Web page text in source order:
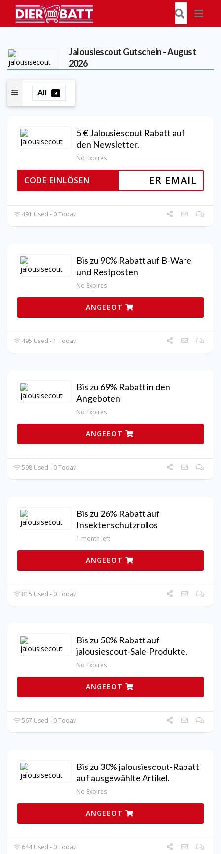
JalousiescoutGutschein - August
2026
All 8
5 € Jalousiescout Rabatt auf
den Newsletter.
No Expires
ER EMAIL
CODE EINLÖSEN
491 Used - 0 Today
Bis zu 90% Rabatt auf B-Ware
und Restposten
No Expires
ANGEBOT
495 Used - 1 Today
Bis zu 69% Rabatt in den
Angeboten
No Expires
ANGEBOT
598 Used - 0 Today
Bis zu 26% Rabatt auf
Insektenschutzrollos
1 month left
ANGEBOT
815 Used - 0 Today
Bis zu 50% Rabatt auf
jalousiescout-Sale-Produkte.
No Expires
ANGEBOT
567 Used - 0 Today
Bis zu 30% jalousiescout-Rabatt
auf ausgewählte Artikel.
No Expires
ANGEBOT
644 Used - 0 Today